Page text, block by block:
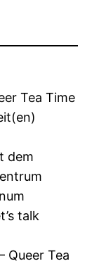
Tea Time
dem
talk
Queer Tea